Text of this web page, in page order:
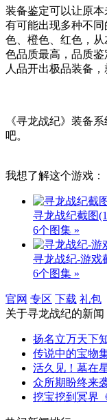
装备鉴定可以让原
有可能出现多种不
色、橙色、红色，
色品质最高，品质
人品开出极品装备，
《寻龙战纪》装备
吧。
我想了解这个游戏：
寻龙战纪截图
6个图集 »
寻龙战纪-游戏
6个图集 »
官网 专区 下载 礼包
关于寻龙战纪的新闻
扬名立万天下
传说中的宝物
活久见！墓在
众所期盼终来
挖宝挖到冥界